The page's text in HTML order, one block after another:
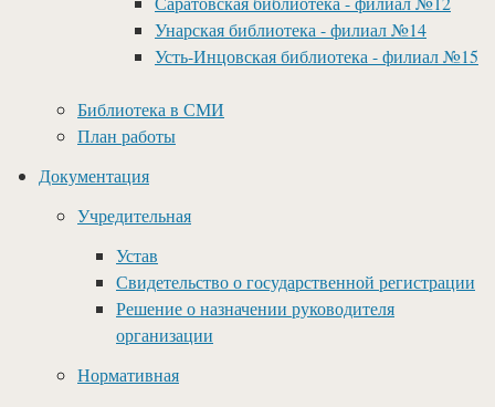
Унарская библиотека - филиал №14
Усть-Инцовская библиотека - филиал №15
Библиотека в СМИ
План работы
Документация
Учредительная
Устав
Свидетельство о государственной регистрации
Решение о назначении руководителя
организации
Нормативная